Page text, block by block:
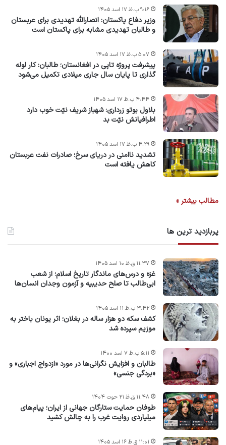
وزیر دفاع پاکستان: انصارالله تهدیدی برای عربستان
و طالبان تهدیدی مشابه برای پاکستان است
۹:۱۶ ب.ظ ۱۷ اسد ۱۴۰۵
پیشرفت پروژه‌ تاپی در افغانستان؛ طالبان: کار لوله
گذاری تا پایان سال جاری میلادی تکمیل می‌شود
۵:۰۷ ب.ظ ۱۷ اسد ۱۴۰۵
بلاول بوتو زرداری: شهباز شریف نیّت خوب دارد
اطرافیانش نیّت بد
۴:۴۴ ب.ظ ۱۷ اسد ۱۴۰۵
تشدید ناامنی در دریای سرخ؛ صادرات نفت عربستان
کاهش یافته است
۴:۲۹ ب.ظ ۱۷ اسد ۱۴۰۵
مطالب بیشتر »
پربازدید ترین ها
غزه و درس‌های ماندگار تاریخ اسلام؛ از شعب
ابی‌طالب تا صلح حدیبیه و آزمون وجدان انسان‌ها
۱۱:۳۷ ق.ظ ۱۰ اسد ۱۴۰۵
کشف سکه دو هزار ساله در بغلان؛ اثر یونان باختر به
موزیم سپرده شد
۳:۴۲ ب.ظ ۱۱ اسد ۱۴۰۵
طالبان و افزایش نگرانی‌ها در مورد «ازدواج اجباری» و
«بردگی جنسی»
۵:۱۱ ب.ظ ۷ اسد ۱۴۰۰
طوفان حمایت ستارگان جهانی از ایران؛ پیام‌های
میلیاردی روایت غرب را به چالش کشید
۱۱:۴۸ ق.ظ ۲۱ حوت ۱۴۰۴
۱۱:۰۱ ق.ظ ۱۶ اسد ۱۴۰۵